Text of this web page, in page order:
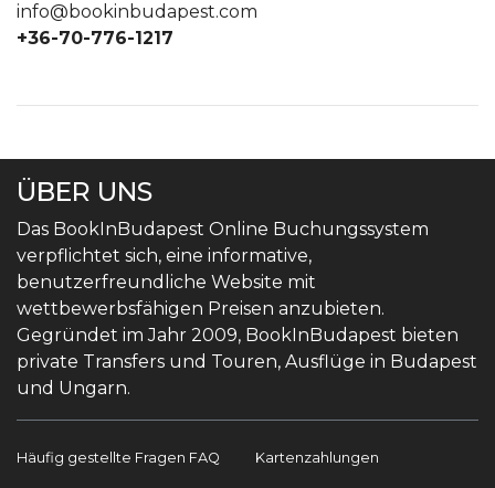
info@bookinbudapest.com
+36-70-776-1217
ÜBER UNS
Das BookInBudapest Online Buchungssystem
verpflichtet sich, eine informative,
benutzerfreundliche Website mit
wettbewerbsfähigen Preisen anzubieten.
Gegründet im Jahr 2009, BookInBudapest bieten
private Transfers und Touren, Ausflüge in Budapest
und Ungarn.
Häufig gestellte Fragen FAQ Kartenzahlungen